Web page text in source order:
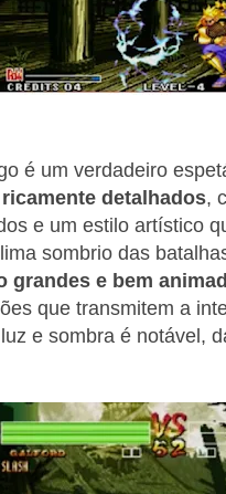
é um verdadeiro
detalhados,
e um estilo artístico
sombrio das
grandes e bem
que transmitem a
e sombra é notável,